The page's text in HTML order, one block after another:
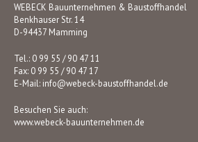
WEBECK Bauunternehmen & Baustoffhandel
Benkhauser Str. 14
D-94437 Mamming
Tel.: 0 99 55 / 90 47 11
Fax: 0 99 55 / 90 47 17
E-Mail: info@webeck-baustoffhandel.de
Besuchen Sie auch:
www.webeck-bauunternehmen.de